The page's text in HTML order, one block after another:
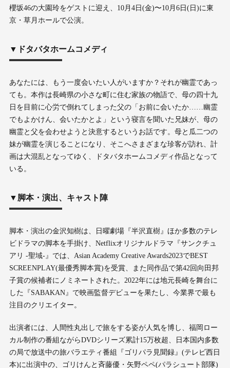
櫻坂46の大園玲をゲストに迎え、10月4日(金)〜10月6日(日)に東
京・草月ホールで公演。
▼ドタバタホームコメディ
あなたには、もう一度会いたい人がいますか？それが幽霊であっ
ても。本作は長崎県の小さな町に住む家族の物語で、母の四十九
日を目前に心労で倒れてしまった父の「お前に会いたか……幽霊
でもよかけん、会いたかとよ」という寝言を聞いた兄妹が、母の
幽霊と父を会わせようと決意するというお話です。母と瓜二つの
妹が幽霊を演じることになり、そこへさまざまな珍客が訪れ、計
画は大混乱となってゆく、ドタバタホームコメディ作品となって
いる。
▼脚本・演出、キャスト陣
脚本・演出の金沢知樹は、日曜劇場『半沢直樹』ほか多数のテレ
ビドラマの脚本を手掛け、Netflixオリジナルドラマ『サンクチュ
アリ -聖域-』では、Asian Academy Creative Awards2023でBEST
SCREENPLAY(最優秀脚本賞)を受賞、また同作品で第42回向田邦
子賞の候補者にノミネートされた。2022年には地元⻑崎を舞台に
した『SABAKAN』で映画監督デビューを果たし、今業界で最も
注目のクリエイター。
出演者には、人間性丸出しで旅をする姿が人気を博し、福岡ロー
カル制作の番組ながらDVDシリーズ累計15万枚超、日本国内多数
の局で放送中の旅バラエティ番組『ゴリパラ見聞録』(テレビ西日
本)に出演中の、ゴリけんと斉藤優・矢野ペペ(パラシュート部隊)